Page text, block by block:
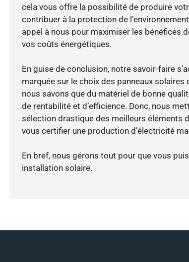
cela vous offre la possibilité de produire
contribuer à la protection de
appel à nous pour maximiser les bénéfices
vos coûts énergétiques.
En guise de conclusion, notre savoir-faire
marquée sur le choix des panneaux solaires
nous savons que du matériel de bonne
de rentabilité et d’efficience. Donc, nous
sélection drastique des meilleurs éléments
vous certifier une production d’électricité
En bref, nous gérons tout pour que vous
installation solaire.